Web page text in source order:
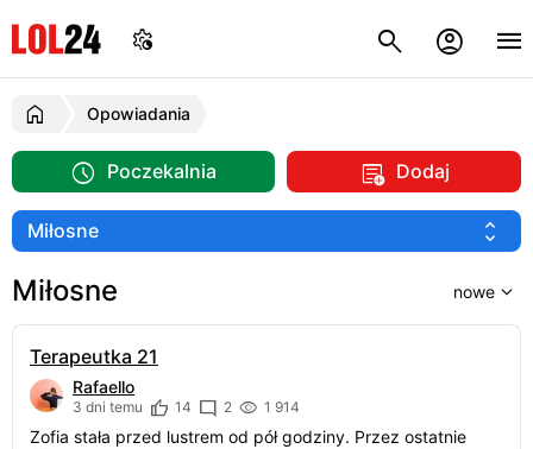
Opowiadania
Poczekalnia Dodaj
Miłosne
Terapeutka 21
Rafaello
3 dni temu 14 2 1 914
Zofia stała przed lustrem od pół godziny. Przez ostatnie